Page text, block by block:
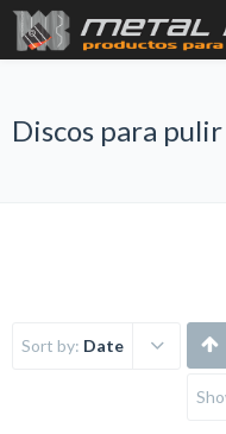
Discos para
Sort by: Date